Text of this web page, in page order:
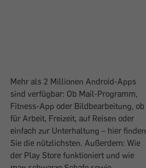
Mehr als 2 Millionen Android-Apps
sind verfügbar: Ob Mail-Programm,
Fitness-App oder Bildbearbeitung, ob
für Arbeit, Freizeit, auf Reisen oder
einfach zur Unterhaltung – hier finden
Sie die nützlichsten. Außerdem: Wie
der Play Store funktioniert und wie